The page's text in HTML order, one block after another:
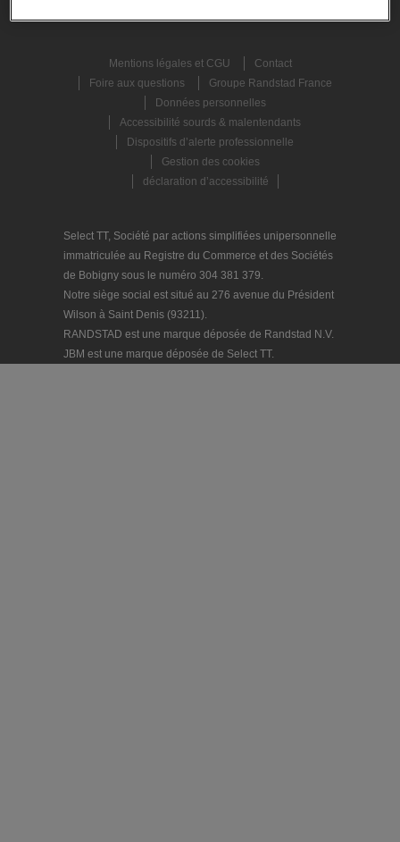
Mentions légales et CGU
Contact
Foire aux questions
Groupe Randstad France
Données personnelles
Accessibilité sourds & malentendants
Dispositifs d’alerte professionnelle
Gestion des cookies
déclaration d’accessibilité
Select TT, Société par actions simplifiées unipersonnelle
immatriculée au Registre du Commerce et des Sociétés
de Bobigny sous le numéro 304 381 379.
Notre siège social est situé au 276 avenue du Président
Wilson à Saint Denis (93211).
RANDSTAD est une marque déposée de Randstad N.V.
JBM est une marque déposée de Select TT.